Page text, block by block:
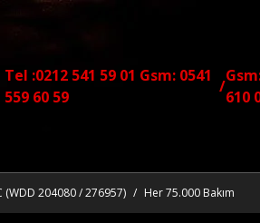
Tel :0212 541 59 01 Gsm: 0541
559 60 59
/
610
(WDD 204080 / 276957) Her 75.000 Bakım